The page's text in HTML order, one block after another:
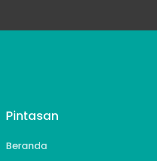
Pintasan
Beranda